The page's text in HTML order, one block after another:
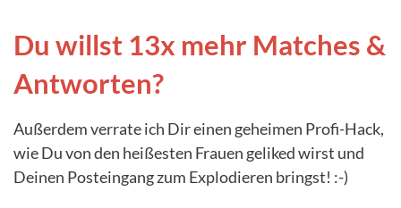
Du willst 13x mehr Matches &
Antworten?
Außerdem verrate ich Dir einen geheimen Profi-Hack,
wie Du von den heißesten Frauen geliked wirst und
Deinen Posteingang zum Explodieren bringst! :-)